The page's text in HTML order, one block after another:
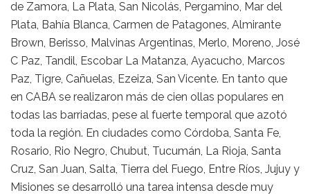
de Zamora, La Plata, San Nicolás, Pergamino, Mar del
Plata, Bahía Blanca, Carmen de Patagones, Almirante
Brown, Berisso, Malvinas Argentinas, Merlo, Moreno, José
C Paz, Tandil, Escobar La Matanza, Ayacucho, Marcos
Paz, Tigre, Cañuelas, Ezeiza, San Vicente. En tanto que
en CABA se realizaron más de cien ollas populares en
todas las barriadas, pese al fuerte temporal que azotó
toda la región. En ciudades como Córdoba, Santa Fe,
Rosario, Rio Negro, Chubut, Tucumán, La Rioja, Santa
Cruz, San Juan, Salta, Tierra del Fuego, Entre Ríos, Jujuy y
Misiones se desarrolló una tarea intensa desde muy